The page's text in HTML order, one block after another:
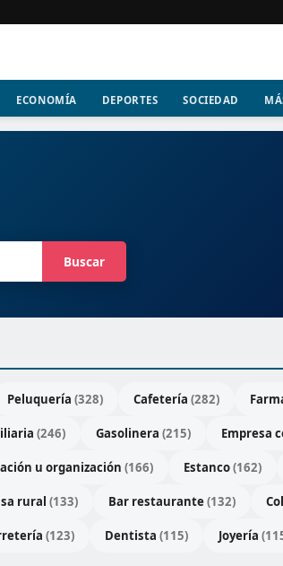
ECONOMÍA DEPORTES SOCIEDAD
Buscar
Peluquería (328) Cafetería (282)
(246) Gasolinera (215) Empresa
u organización (166) Estanco(162)
rural (133) Bar restaurante(132)
(123) Dentista (115) Joyería